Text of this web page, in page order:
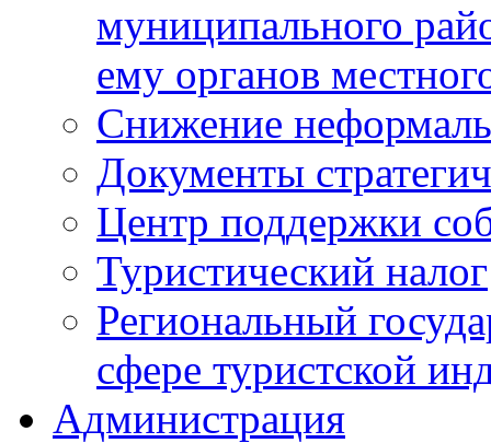
муниципального
ему органов
Снижение
Документы
Центр поддержки
Туристический налог
Региональный
сфере туристской
Администрация